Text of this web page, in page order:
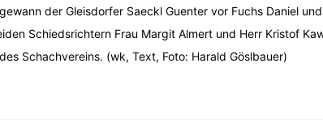
der Gleisdorfer Saeckl Guenter vor Fuchs Daniel
Schiedsrichtern Frau Margit Almert und Herr Kristof
Schachvereins. (wk, Text, Foto: Harald Göslbauer)